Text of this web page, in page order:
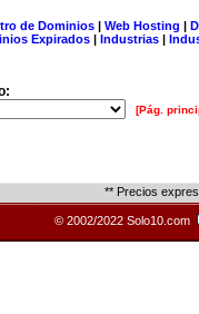
de Dominios| Web Hosting |
Expirados | Industrias |
[Pág.
** Precios
© 2002/2022 Solo10.com